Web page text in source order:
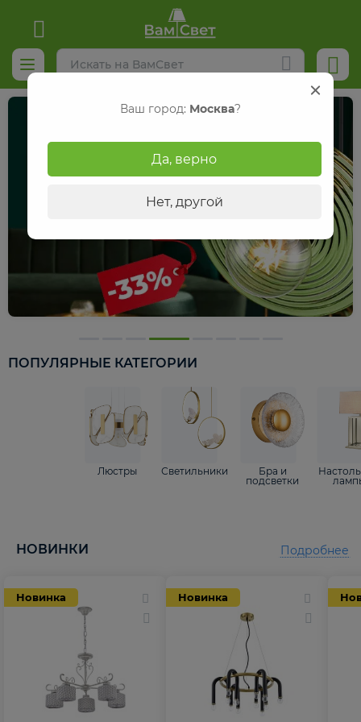
ПОПУЛЯРНЫЕ КАТЕГОРИИ
Люстры Светильники
Бра и
подсветки
НОВИНКИ
Новинка Новинка
Подробнее
Ваш город: Москва?
Да, верно
Нет, другой